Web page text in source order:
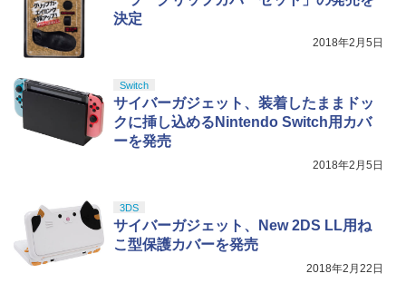
決定
2018年2月5日
Switch
サイバーガジェット、装着したままドッ
クに挿し込めるNintendo Switch用カバ
ーを発売
2018年2月5日
3DS
サイバーガジェット、New 2DS LL用ね
こ型保護カバーを発売
2018年2月22日